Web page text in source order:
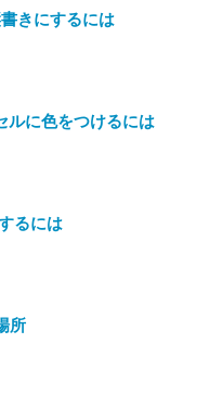
きにするには
ルに色をつけるには
るには
所